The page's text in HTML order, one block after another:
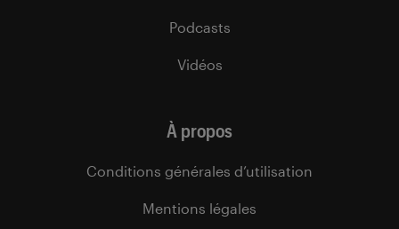
Podcasts
Vidéos
À propos
Conditions générales d’utilisation
Mentions légales